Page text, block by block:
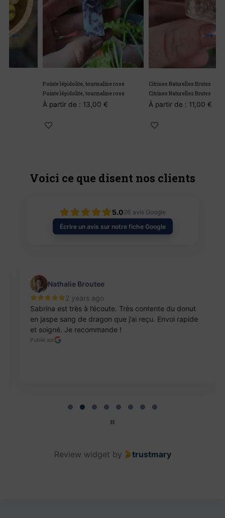
Pointe lépidolite, tourmaline rose
Pointe lépidolite, tourmaline rose
À partir de : 13,00€
Citrines Naturelles Brutes
Citrines Naturelles Brutes
À partir de : 11,00 €
Voici ce que disent nos clients
5.026 avis Google
Écrire un avis sur notre fiche Google
Nathalie Broutee
2 years ago
Sabrina est très à l’écoute. Très contente du donut
en jaspe sang de dragon que j’ai reçu. Envoi rapide
et soigné. Je recommande !
Publié sur
Review widget by trustmary